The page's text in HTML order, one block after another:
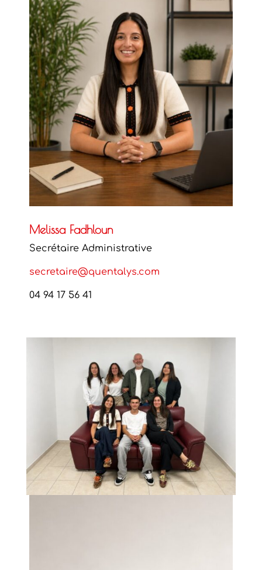
Melissa Fadhloun
Secrétaire Administrative
secretaire@quentalys.com
04 94 17 56 41